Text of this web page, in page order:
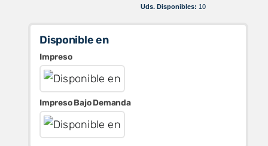
$ 45.000
Uds. Disponibles: 10
Disponible en
Impreso
Impreso Bajo Demanda